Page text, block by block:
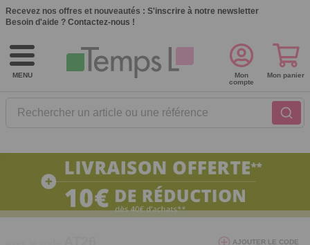
Recevez nos offres et nouveautés : S'inscrire à notre newsletter
Besoin d'aide ? Contactez-nous !
MENU
Rechercher un article ou une référence
Mon
compte
Mon panier
AJOUTER LE CODE